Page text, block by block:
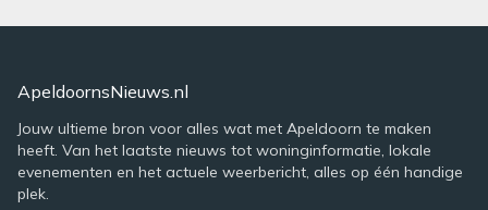
ApeldoornsNieuws.nl
Jouw ultieme bron voor alles wat met Apeldoorn te maken
heeft. Van het laatste nieuws tot woninginformatie, lokale
evenementen en het actuele weerbericht, alles op één handige
plek.